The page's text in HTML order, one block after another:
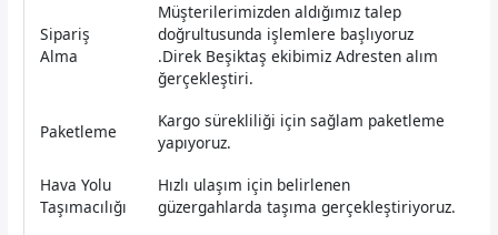
Sipariş
Alma
Müşterilerimizden aldığımız talep
doğrultusunda işlemlere başlıyoruz
.Direk Beşiktaş ekibimiz Adresten alım
ğerçekleştiri.
Paketleme
Kargo sürekliliği için sağlam paketleme
yapıyoruz.
Hava Yolu
Taşımacılığı
Hızlı ulaşım için belirlenen
güzergahlarda taşıma gerçekleştiriyoruz.